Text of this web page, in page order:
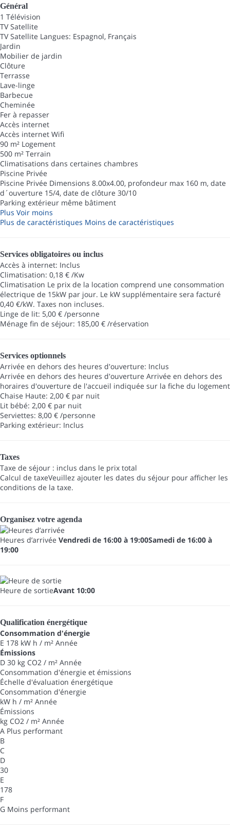
Général
1 Télévision
TV Satellite
TV Satellite Langues: Espagnol, Français
Jardin
Mobilier de jardin
Clôture
Terrasse
Lave-linge
Barbecue
Cheminée
Fer à repasser
Accès internet
Accès internet Wifi
90 m² Logement
500 m² Terrain
Climatisations dans certaines chambres
Piscine Privée
Piscine Privée Dimensions 8.00x4.00, profondeur max 160 m, date
d´ouverture 15/4, date de clôture 30/10
Parking extérieur même bâtiment
Plus Voir moins
Plus de caractéristiques Moins de caractéristiques
Services obligatoires ou inclus
Accès à internet: Inclus
Climatisation: 0,18 € /Kw
Climatisation Le prix de la location comprend une consommation
électrique de 15kW par jour. Le kW supplémentaire sera facturé
0,40 €/kW. Taxes non incluses.
Linge de lit: 5,00 € /personne
Ménage fin de séjour: 185,00 € /réservation
Services optionnels
Arrivée en dehors des heures d'ouverture: Inclus
Arrivée en dehors des heures d'ouverture Arrivée en dehors des
horaires d'ouverture de l'accueil indiquée sur la fiche du logement
Chaise Haute: 2,00 € par nuit
Lit bébé: 2,00 € par nuit
Serviettes: 8,00 € /personne
Parking extérieur: Inclus
Taxes
Taxe de séjour : inclus dans le prix total
Calcul de taxeVeuillez ajouter les dates du séjour pour afficher les
conditions de la taxe.
Organisez votre agenda
Heures d’arrivée Vendredi de 16:00 à 19:00Samedi de 16:00 à
19:00
Heure de sortieAvant 10:00
Qualification énergétique
Consommation d'énergie
E 178 kW h / m² Année
Émissions
D 30 kg CO2 / m² Année
Consommation d'énergie et émissions
Échelle d'évaluation énergétique
Consommation d'énergie
kW h / m² Année
Émissions
kg CO2 / m² Année
A Plus performant
B
C
D
30
E
178
F
G Moins performant